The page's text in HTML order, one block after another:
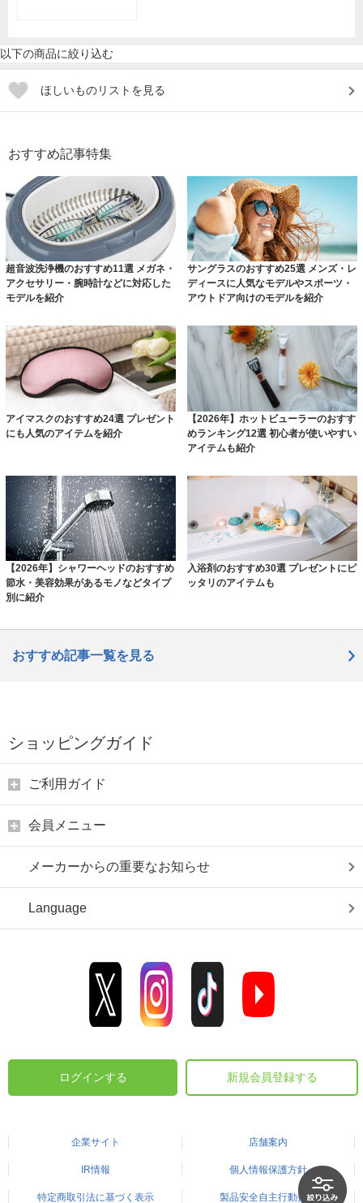
以下の商品に絞り込む
ほしいものリストを見る
おすすめ記事特集
超音波洗浄機のおすすめ11選 メガネ・
アクセサリー・腕時計などに対応した
モデルを紹介
サングラスのおすすめ25選 メンズ・レ
ディースに人気なモデルやスポーツ・
アウトドア向けのモデルを紹介
アイマスクのおすすめ24選 プレゼント
にも人気のアイテムを紹介
【2026年】ホットビューラーのおすす
めランキング12選 初心者が使いやすい
アイテムも紹介
【2026年】シャワーヘッドのおすすめ
節水・美容効果があるモノなどタイプ
別に紹介
入浴剤のおすすめ30選 プレゼントにピ
ッタリのアイテムも
おすすめ記事一覧を見る
ショッピングガイド
ご利用ガイド
会員メニュー
メーカーからの重要なお知らせ
Language
ログインする 新規会員登録する
企業サイト 店舗案内
IR情報 個人情報保護方針
特定商取引法に基づく表示 製品安全自主行動指針